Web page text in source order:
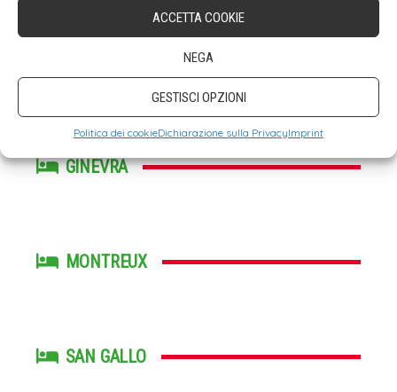
ACCETTA COOKIE
NEGA
GESTISCI OPZIONI
Politica dei cookieDichiarazione sulla PrivacyImprint
BREMGARTEN
GINEVRA
MONTREUX
SAN GALLO